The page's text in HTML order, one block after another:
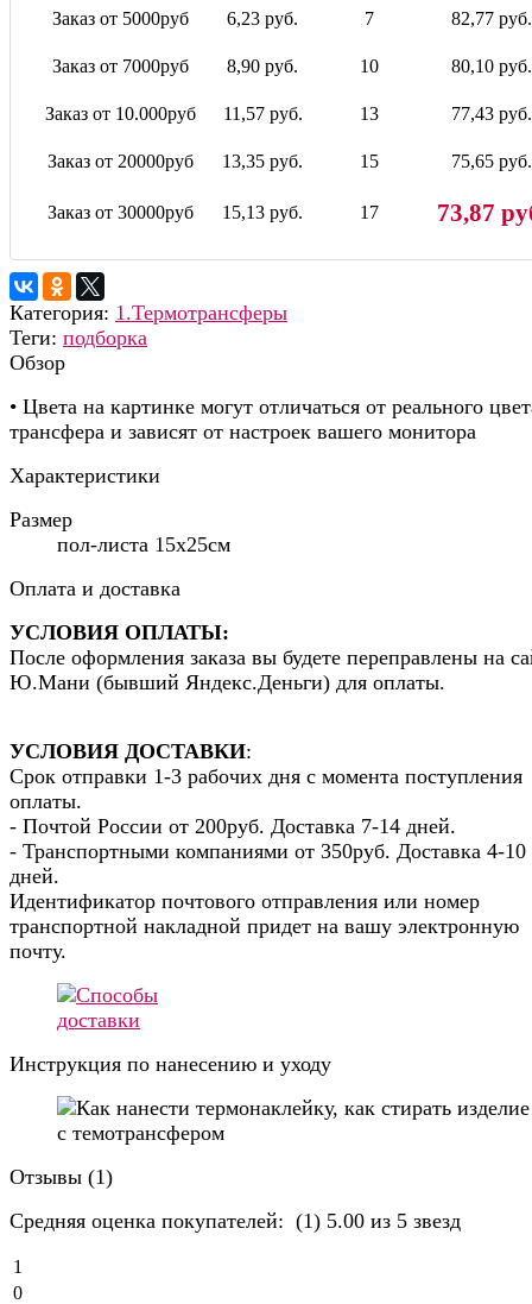
Заказ от 5000руб 6,23 руб. 7 82,77 руб.
Заказ от 7000руб 8,90 руб. 10 80,10 руб.
Заказ от 10.000руб 11,57 руб. 13 77,43 руб.
Заказ от 20000руб 13,35 руб. 15 75,65 руб.
Заказ от 30000руб 15,13 руб. 17 73,87
Категория: 1.Термотрансферы
Теги: подборка
Обзор
• Цвета на картинке могут отличаться от реального
трансфера и зависят от настроек вашего монитора
Характеристики
Размер
пол-листа 15х25см
Оплата и доставка
УСЛОВИЯ ОПЛАТЫ:
После оформления заказа вы будете переправлены на
Ю.Мани (бывший Яндекс.Деньги) для оплаты.
УСЛОВИЯ ДОСТАВКИ:
Срок отправки 1-3 рабочих дня с момента поступления
оплаты.
- Почтой России от 200руб. Доставка 7-14 дней.
- Транспортными компаниями от 350руб. Доставка 4-10
дней.
Идентификатор почтового отправления или номер
транспортной накладной придет на вашу электронную
почту.
Инструкция по нанесению и уходу
Отзывы (1)
Средняя оценка покупателей: (1) 5.00 из 5 звезд
1
0